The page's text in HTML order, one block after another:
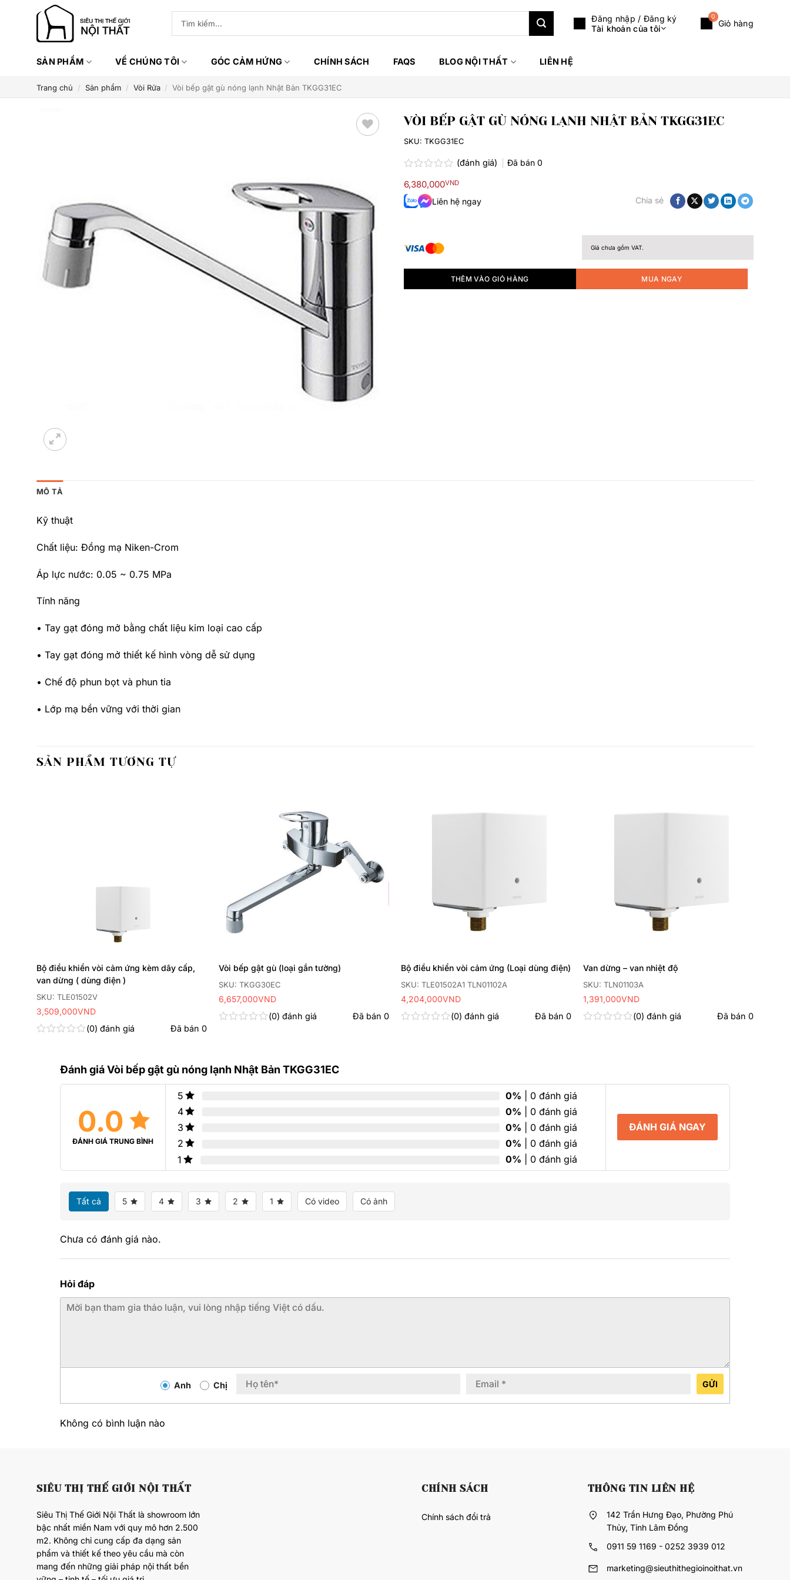
kiếm:
Đăng nhập / Đăng ký
Tài khoản của tôi
Giỏ hàng
0
SẢN PHẨM VỀ CHÚNG TÔI GÓC CẢM HỨNG CHÍNH SÁCH FAQS BLOG NỘI THẤT LIÊN HỆ
Trang chủ / Sản phẩm / Vòi Rửa / Vòi bếp gật gù nóng lạnh Nhật Bản TKGG31EC
VÒI BẾP GẬT GÙ NÓNG LẠNH NHẬT BẢN TKGG31EC
xếp
hạng
0.0
(đánh giá) Đã bán 0
6,380,000VND
Liên hệ ngay Chia sẻ
Giá chưa gồm VAT.
THÊM VÀO GIỎ HÀNG MUA NGAY
SKU: TKGG31EC
MÔ TẢ
Kỹ thuật
Chất liệu: Đồng mạ Niken-Crom
Áp lực nước: 0.05 ~ 0.75 MPa
Tính năng
• Tay gạt đóng mở bằng chất liệu kim loại cao cấp
• Tay gạt đóng mở thiết kế hình vòng dễ sử dụng
• Chế độ phun bọt và phun tia
• Lớp mạ bền vững với thời gian
SẢN PHẨM TƯƠNG TỰ
SKU: TLE01502V
Bộ điều khiển vòi cảm ứng kèm dây cấp,
van dừng ( dùng điện )
0 đánh giá Đã bán0
3,509,000VND
SKU: TKGG30EC
Vòi bếp gật gù (loại gắn tường)
5
0 đánh giá Đã bán0
6,657,000VND
SKU: TLE01502A1 TLN01102A
Bộ điều khiển vòi cảm ứng (Loại dùng điện)
0 đánh giá Đã bán0
4,204,000VND
SKU: TLN01103A
Van dừng – van nhiệt độ
0 đánh giá Đã bán0
1,391,000VND
Đánh giá Vòi bếp gật gù nóng lạnh Nhật Bản TKGG31EC
0.0
ĐÁNH GIÁ TRUNG BÌNH
5 0% | 0 đánh giá
4
0% | 0 đánh giá
3
0% | 0 đánh giá
2
0% | 0 đánh giá
1
0% | 0 đánh giá
ĐÁNH GIÁ NGAY
Tất cả 5 4 3 2 1 Có video Có ảnh
Chưa có đánh giá nào.
Hỏi đáp
Anh Chị GỬI
Không có bình luận nào
SIÊU THỊ THẾ GIỚI NỘI THẤT
Siêu Thị Thế Giới Nội Thất là showroom lớn
bậc nhất miền Nam với quy mô hơn 2.500
m2. Không chỉ cung cấp đa dạng sản
phẩm và thiết kế theo yêu cầu mà còn
mang đến những giải pháp nội thất bền
CHÍNH SÁCH
Chính sách đổi trả
THÔNG TIN LIÊN HỆ
142 Trần Hưng Đạo, Phường Phú
Thủy, Tỉnh Lâm Đồng
0911 59 1169 - 0252 3939 012
marketing@sieuthithegioinoithat.vn